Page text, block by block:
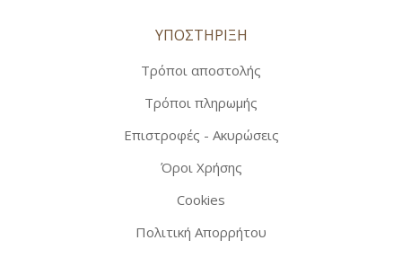
ΥΠΟΣΤΗΡΙΞΗ
Τρόποι αποστολής
Τρόποι πληρωμής
Επιστροφές - Ακυρώσεις
Όροι Χρήσης
Cookies
Πολιτική Απορρήτου